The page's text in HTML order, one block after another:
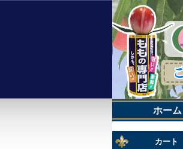
ホーム
カート